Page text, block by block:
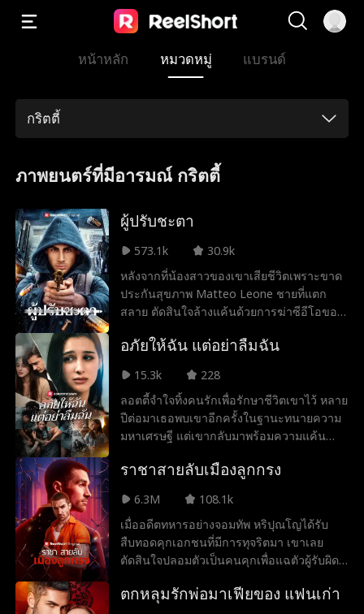
หน้าหลัก หมวดหมู่ แบรนด์
กริตตี้
ภาพยนตร์ที่มีอารมณ์ กริตตี้
ผู้ปรับชะตา
573.1k
30.9k
หลังจากที่น้องสาวของเขาเสียชีวิตเพราะขาด
ประกันสุขภาพ Matteo Leone ชายที่แตก
สลาย ตัดสินใจล้างแค้นด้วยการฆ่าซีอีโอของ
แค้น เขามีเป้าหมายใหญ่กว่า: เปิดโปงบริษัท
เปราะบางที่สุด Matteo หลบหนีตำรวจไปได้
ทุกครั้ง ทิ้งร่องรอยเพื่อส่งสารของเขา ไม่นาน
ก็กลายเป็นฮีโร่ของประชาชนที่ซีอีโอชั่วร้าย
คิดว่าจะปิดปากได้
อภัยให้ฉัน แต่อย่าลืมฉัน
15.3k
228
ลอตตี้จำใจทิ้งคนรักเพื่อรักษาชีวิตเขาไว้ หลาย
ปีต่อมาเธอพบเขาอีกครั้งในฐานะทนายความ
มหาเศรษฐี แต่เขากลับมาพร้อมความแค้น
ราชาสายลับเมืองลูกกรง
6.3M
108.1k
เมื่ออดีตทหารอย่างจอมทัพ หริปุณโญได้รับ
สืบทอดคุกเอกชนที่มีการทุจริตมา เขาเลย
ตัดสินใจปลอมตัวเป็นคนคุกเพื่อแฉตัวผู้รับผิด
กลายเป็นผู้นำองค์กรอาชญากรรม จอมทัพ
ตกหลุมรักพ่อมาเฟียของ แฟนเก่า